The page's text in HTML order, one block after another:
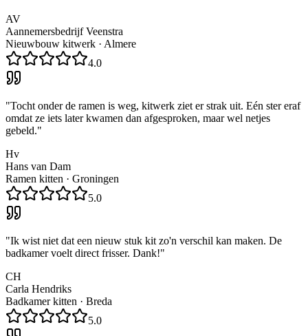
AV
Aannemersbedrijf Veenstra
Nieuwbouw kitwerk · Almere
4.0
"Tocht onder de ramen is weg, kitwerk ziet er strak uit. Eén ster eraf
omdat ze iets later kwamen dan afgesproken, maar wel netjes
gebeld."
Hv
Hans van Dam
Ramen kitten · Groningen
5.0
"Ik wist niet dat een nieuw stuk kit zo'n verschil kan maken. De
badkamer voelt direct frisser. Dank!"
CH
Carla Hendriks
Badkamer kitten · Breda
5.0